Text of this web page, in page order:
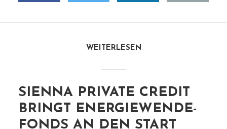
WEITERLESEN
SIENNA PRIVATE CREDIT
BRINGT ENERGIEWENDE-
FONDS AN DEN START